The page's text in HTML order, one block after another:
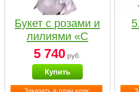
Букет с розами и
лилиями «С
наилучшими
пожеланиями»
5 740 руб.
Купить